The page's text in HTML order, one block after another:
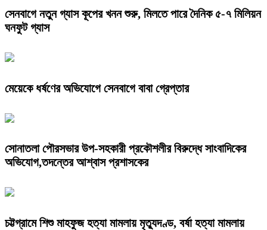
সেনবাগে নতুন গ্যাস কূপের খনন শুরু, মিলতে পারে দৈনিক ৫-৭ মিলিয়ন
ঘনফুট গ্যাস
মেয়েকে ধর্ষণের অভিযোগে সেনবাগে বাবা গ্রেপ্তার
সোনাতলা পৌরসভার উপ-সহকারী প্রকৌশলীর বিরুদ্ধে সাংবাদিকের
অভিযোগ,তদন্তের আশ্বাস প্রশাসকের
চট্টগ্রামে শিশু মাহফুজ হত্যা মামলায় মৃত্যুদণ্ড, বর্ষা হত্যা মামলায়